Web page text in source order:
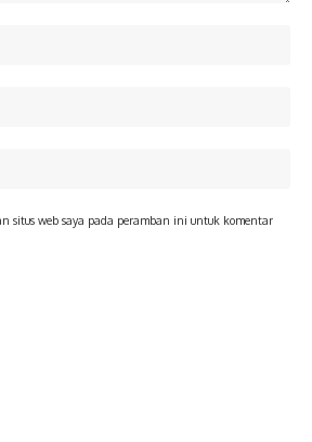
situs web saya pada peramban ini untuk komentar